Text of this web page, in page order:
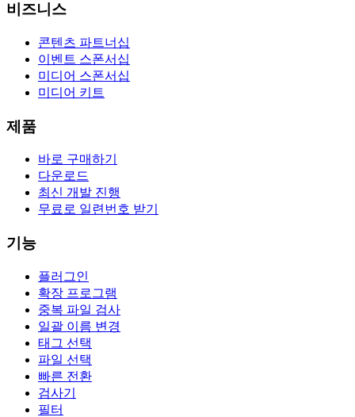
비즈니스
콘텐츠 파트너십
이벤트 스폰서십
미디어 스폰서십
미디어 키트
제품
바로 구매하기
다운로드
최신 개발 진행
무료로 일련번호 받기
기능
플러그인
확장 프로그램
중복 파일 검사
일괄 이름 변경
태그 선택
파일 선택
빠른 전환
검사기
필터